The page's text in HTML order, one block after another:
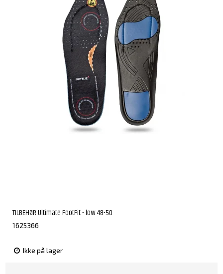
TILBEHØR Ultimate FootFit - low 48-50
1625366
Ikke på lager